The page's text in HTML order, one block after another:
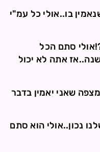
בו..אולי כל עמ"י
סתם הכל
אתה לא יכול
שאני יאמין בדבר
נכון..אולי הוא סתם